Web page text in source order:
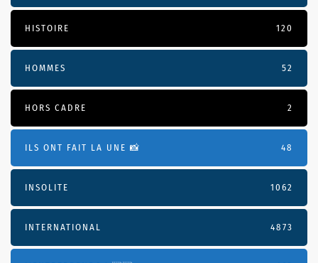
HISTOIRE 120
HOMMES 52
HORS CADRE 2
ILS ONT FAIT LA UNE 📸 48
INSOLITE 1062
INTERNATIONAL 4873